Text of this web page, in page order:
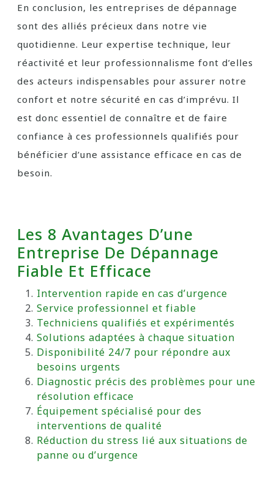
En conclusion, les entreprises de dépannage
sont des alliés précieux dans notre vie
quotidienne. Leur expertise technique, leur
réactivité et leur professionnalisme font d’elles
des acteurs indispensables pour assurer notre
confort et notre sécurité en cas d’imprévu. Il
est donc essentiel de connaître et de faire
confiance à ces professionnels qualifiés pour
bénéficier d’une assistance efficace en cas de
besoin.
Les 8 Avantages D’une
Entreprise De Dépannage
Fiable Et Efficace
Intervention rapide en cas d’urgence
Service professionnel et fiable
Techniciens qualifiés et expérimentés
Solutions adaptées à chaque situation
Disponibilité 24/7 pour répondre aux
besoins urgents
Diagnostic précis des problèmes pour une
résolution efficace
Équipement spécialisé pour des
interventions de qualité
Réduction du stress lié aux situations de
panne ou d’urgence